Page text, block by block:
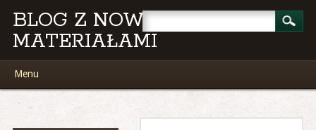
BLOG Z NOWYMI
MATERIAŁAMI
Main menu
to
Menu